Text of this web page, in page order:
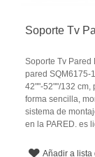
Soporte Tv
Soporte Tv Pared
pared SQM6175-
42""-52""/132 cm,
forma sencilla,
sistema de
en la PARED. es
Añadir a lista